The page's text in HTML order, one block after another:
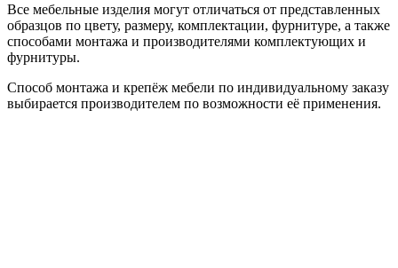
Все мебельные изделия могут отличаться от представленных
образцов по цвету, размеру, комплектации, фурнитуре, а также
способами монтажа и производителями комплектующих и
фурнитуры.
Способ монтажа и крепёж мебели по индивидуальному заказу
выбирается производителем по возможности её применения.